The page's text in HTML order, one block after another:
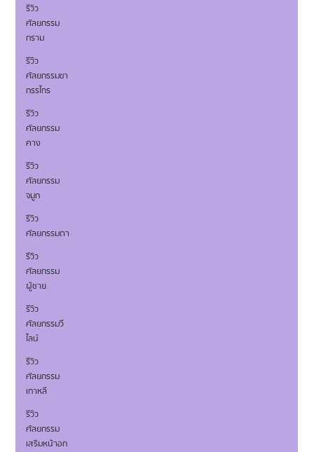
รีวิว
ศัลยกรรม
กราม
รีวิว
ศัลยกรรมขา
กรรไกร
รีวิว
ศัลยกรรม
คาง
รีวิว
ศัลยกรรม
จมูก
รีวิว
ศัลยกรรมตา
รีวิว
ศัลยกรรม
ผู้ชาย
รีวิว
ศัลยกรรมวี
ไลน์
รีวิว
ศัลยกรรม
เกาหลี
รีวิว
ศัลยกรรม
เสริมหน้าอก